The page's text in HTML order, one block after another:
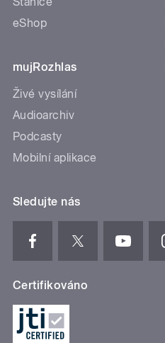
eShop
mujRozhlas
Živé vysílání
Audioarchiv
Podcasty
Mobilní aplikace
Sledujte nás
Certifikováno